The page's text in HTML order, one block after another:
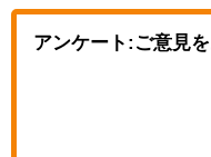
アンケート:ご意見